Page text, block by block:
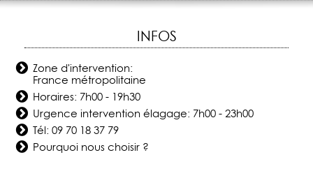
INFOS
Zone d'intervention:
France métropolitaine
Horaires: 7h00 - 19h30
Urgence intervention élagage: 7h00 - 23h00
Tél:09 70 18 37 79
Pourquoi nous choisir ?